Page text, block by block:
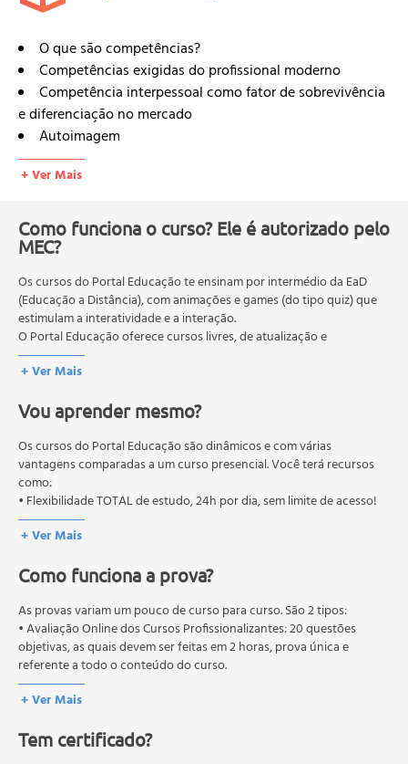
O que são competências?
Competências exigidas do profissional moderno
Competência interpessoal como fator de sobrevivência
e diferenciação no mercado
Autoimagem
Autoestima
Marketing pessoal
pessoal
O comportamento humano
Comportamento em grupo
Equipes: o que é necessário mudar para conviver
Marketing interpessoal
Ética nas relações
O processo de comunicação
Feedback.
+ Ver Mais
Como funciona o curso? Ele é autorizado pelo
MEC?
Os cursos do Portal Educação te ensinam por intermédio da EaD
(Educação a Distância), com animações e games (do tipo quiz) que
estimulam a interatividade e a interação.
O Portal Educação oferece cursos livres, de atualização e
qualificação profissional. São destinados a proporcionar ao
profissional conhecimentos que permitam o desenvolvimento de
O MEC (Ministério da Educação), trata da política nacional de
educação em geral, mas autoriza apenas cursos de graduação e
pós-graduação. Os cursos técnicos e profissionalizantes são
autorizados pelas Secretarias Estaduais de Educação.
+ Ver Mais
Vou aprender mesmo?
Os cursos do Portal Educação são dinâmicos e com várias
vantagens comparadas a um curso presencial. Você terá recursos
como:
• Flexibilidade TOTAL de estudo, 24h por dia, sem limite de acesso!
+ Ver Mais
Como funciona a prova?
As provas variam um pouco de curso para curso. São 2 tipos:
• Avaliação Online dos Cursos Profissionalizantes: 20 questões
objetivas, as quais devem ser feitas em 2 horas, prova única e
referente a todo o conteúdo do curso.
• Avaliação Online dos Cursos Livres: 10 questões objetivas, as quais
devem ser feitas em 1 hora, prova única e referente a todo o
Os estudos, atividades e avaliações devem ser feitos dentro do
+ Ver Mais
Tem certificado?